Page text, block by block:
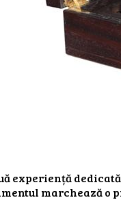
experiență
marchează o